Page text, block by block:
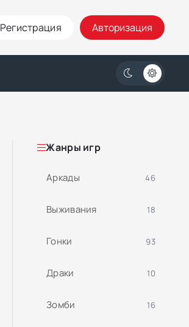
Регистрация Авторизация
Жанры игр
Аркады 46
Выживания 18
Гонки 93
Драки 10
Зомби 16